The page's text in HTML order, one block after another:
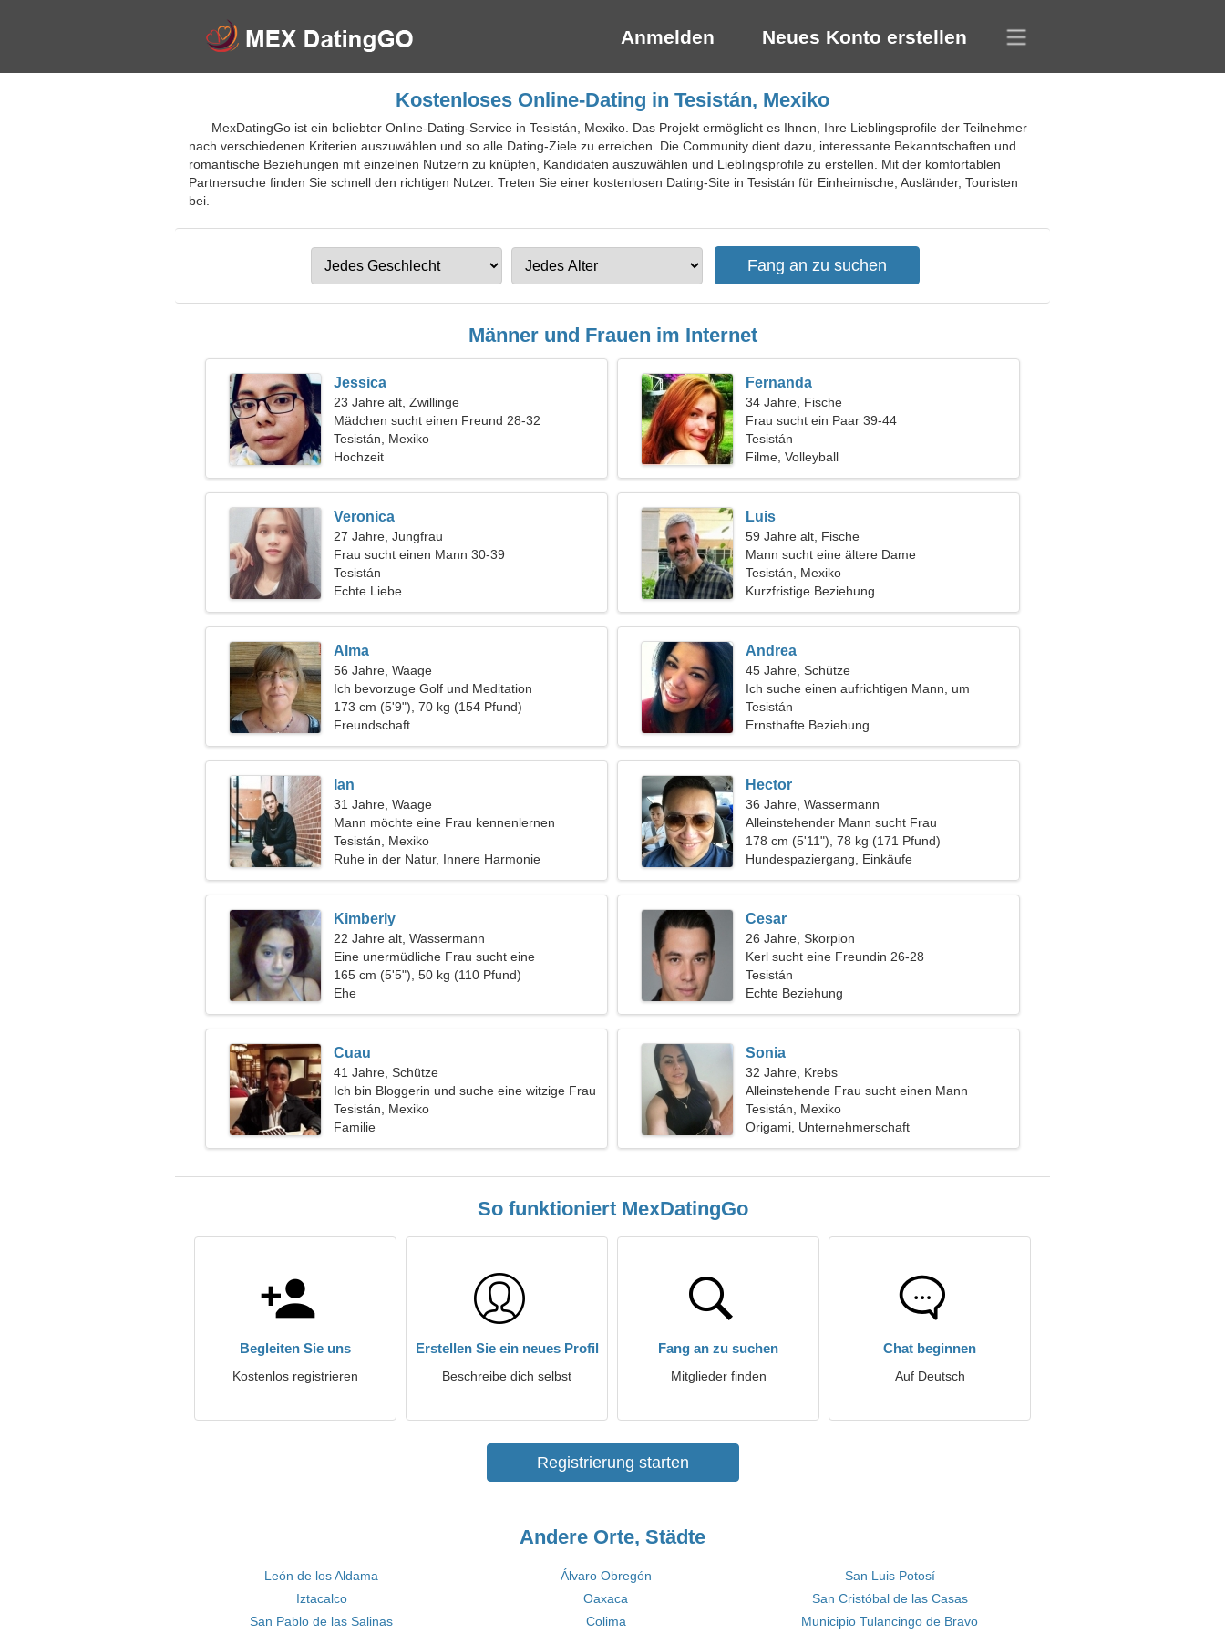
Anmelden Neues Konto erstellen
Kostenloses Online-Dating in Tesistán, Mexiko
MexDatingGo ist ein beliebter Online-Dating-Service in Tesistán, Mexiko. Das Projekt ermöglicht es Ihnen, Ihre Lieblingsprofile der Teilnehmer
nach verschiedenen Kriterien auszuwählen und so alle Dating-Ziele zu erreichen. Die Community dient dazu, interessante Bekanntschaften und
romantische Beziehungen mit einzelnen Nutzern zu knüpfen, Kandidaten auszuwählen und Lieblingsprofile zu erstellen. Mit der komfortablen
Partnersuche finden Sie schnell den richtigen Nutzer. Treten Sie einer kostenlosen Dating-Site in Tesistán für Einheimische, Ausländer, Touristen
bei.
Männer und Frauen im Internet
Jessica
23 Jahre alt, Zwillinge
Mädchen sucht einen Freund 28-32
Tesistán, Mexiko
Hochzeit
Fernanda
34 Jahre, Fische
Frau sucht ein Paar 39-44
Tesistán
Filme, Volleyball
Veronica
27 Jahre, Jungfrau
Frau sucht einen Mann 30-39
Tesistán
Echte Liebe
Luis
59 Jahre alt, Fische
Mann sucht eine ältere Dame
Tesistán, Mexiko
Kurzfristige Beziehung
Alma
56 Jahre, Waage
Ich bevorzuge Golf und Meditation
173 cm (5'9"), 70 kg (154 Pfund)
Freundschaft
Andrea
45 Jahre, Schütze
Ich suche einen aufrichtigen Mann, um
zusammen zu tanzen
Tesistán
Ernsthafte Beziehung
Ian
31 Jahre, Waage
Mann möchte eine Frau kennenlernen
Tesistán, Mexiko
Ruhe in der Natur, Innere Harmonie
Hector
36 Jahre, Wassermann
Alleinstehender Mann sucht Frau
178 cm (5'11"), 78 kg (171 Pfund)
Hundespaziergang, Einkäufe
Kimberly
22 Jahre alt, Wassermann
Eine unermüdliche Frau sucht eine
Beziehung
165 cm (5'5"), 50 kg (110 Pfund)
Ehe
Cesar
26 Jahre, Skorpion
Kerl sucht eine Freundin 26-28
Tesistán
Echte Beziehung
Cuau
41 Jahre, Schütze
Ich bin Bloggerin und suche eine witzige Frau
Tesistán, Mexiko
Familie
Sonia
32 Jahre, Krebs
Alleinstehende Frau sucht einen Mann
Tesistán, Mexiko
Origami, Unternehmerschaft
So funktioniert MexDatingGo
Begleiten Sie uns
Kostenlos registrieren
Erstellen Sie ein neues Profil
Beschreibe dich selbst
Fang an zu suchen
Mitglieder finden
Chat beginnen
Auf Deutsch
Registrierung starten
Andere Orte, Städte
León de los Aldama Álvaro Obregón
San Luis Potosí
Iztacalco
Oaxaca
San Cristóbal de las Casas
San Pablo de las Salinas
Colima Municipio Tulancingo de Bravo